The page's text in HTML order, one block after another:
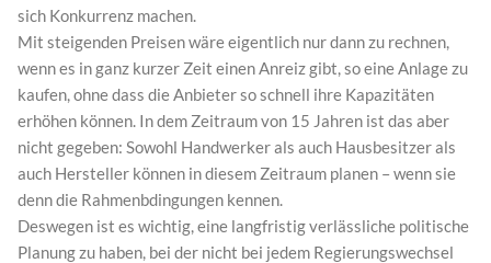
sich Konkurrenz machen.
Mit steigenden Preisen wäre eigentlich nur dann zu rechnen,
wenn es in ganz kurzer Zeit einen Anreiz gibt, so eine Anlage zu
kaufen, ohne dass die Anbieter so schnell ihre Kapazitäten
erhöhen können. In dem Zeitraum von 15 Jahren ist das aber
nicht gegeben: Sowohl Handwerker als auch Hausbesitzer als
auch Hersteller können in diesem Zeitraum planen – wenn sie
denn die Rahmenbdingungen kennen.
Deswegen ist es wichtig, eine langfristig verlässliche politische
Planung zu haben, bei der nicht bei jedem Regierungswechsel